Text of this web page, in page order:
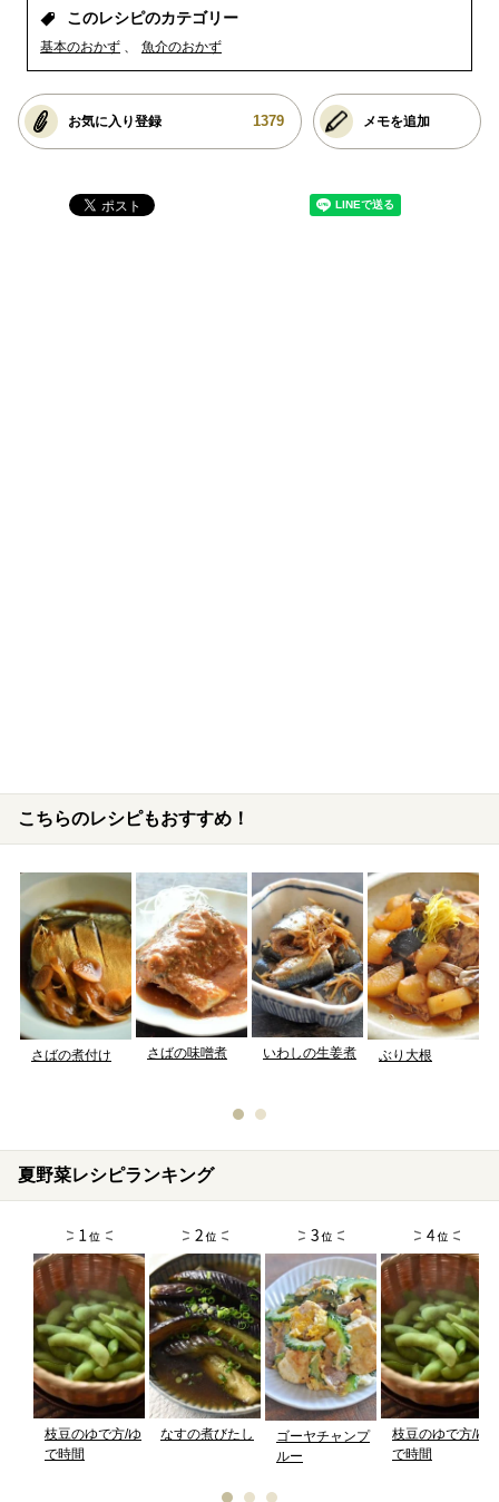
このレシピのカテゴリー
基本のおかず 魚介のおかず
お気に入り登録 1379 メモを追加
こちらのレシピもおすすめ！
さばの煮付け さばの味噌煮 いわしの生姜煮 ぶり大根
夏野菜レシピランキング
枝豆のゆで方/ゆ
で時間
なすの煮びたし
ゴーヤチャンプ
ルー
枝豆のゆで方/ゆ
で時間